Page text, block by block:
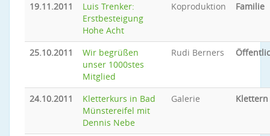
19.11.2011
Luis Trenker:
Erstbesteigung
Hohe Acht
Koproduktion Familie
25.10.2011
Wir begrüßen
unser 1000stes
Mitglied
Rudi Berners
24.10.2011
Kletterkurs in Bad
Münstereifel mit
Dennis Nebe
Galerie Klettern